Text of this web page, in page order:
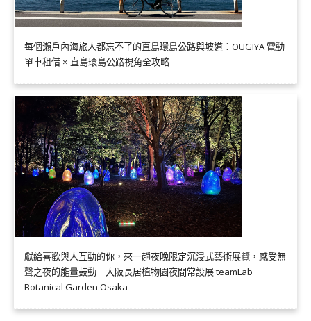
每個瀨戶內海旅人都忘不了的直島環島公路與坡道：OUGIYA 電動
單車租借 × 直島環島公路視角全攻略
獻給喜歡與人互動的你，來一趟夜晚限定沉浸式藝術展覽，感受無
聲之夜的能量鼓動｜大阪長居植物園夜間常設展 teamLab
Botanical Garden Osaka